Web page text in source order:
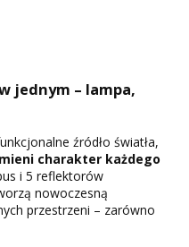
jednym – lampa,
źródło światła,
charakter każdego
i 5 reflektorów
nowoczesną
przestrzeni – zarówno